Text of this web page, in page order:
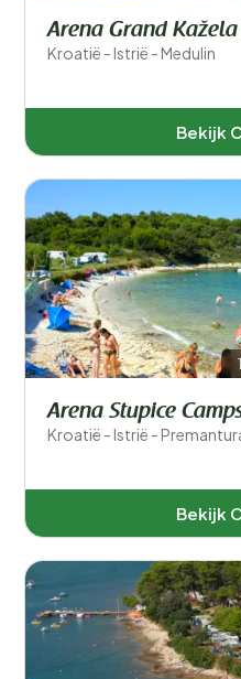
Arena Grand
Kroatië - Istrië - Medulin
Bekijk
Arena Stupice
Kroatië - Istrië -
Bekijk